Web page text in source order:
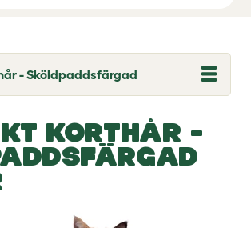
- Sköldpaddsfärgad
KORTHÅR -